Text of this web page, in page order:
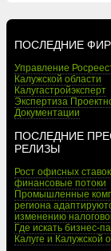
ПОСЛЕДНИЕ
Управление
Калужской области
Калугастройэксперт
Экспертиза
Документации
ПОСЛЕДНИЕ
РЕЛИЗЫ
Рост офисных
финансовые потоки
Промышленные
региона
изменению
Где искать бизнес-
Калуге и Калужской